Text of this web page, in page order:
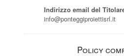
Indirizzo email del
info@ponteggiproiettisrl.it
Policy